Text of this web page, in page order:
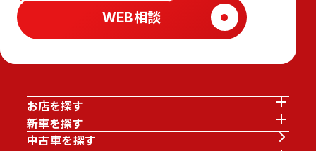
WEB相談
お店を探す
新車を探す
中古車を探す